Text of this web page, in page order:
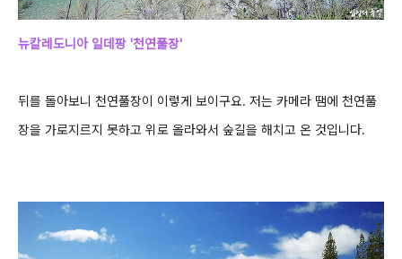
뉴칼레도니아 일데팡 '천연풀장'
뒤를 돌아보니 천연풀장이 이렇게 보이구요. 저는 카메라 땜에 천연풀
장을 가로지르지 못하고 위로 올라와서 숲길을 해치고 온 것입니다.